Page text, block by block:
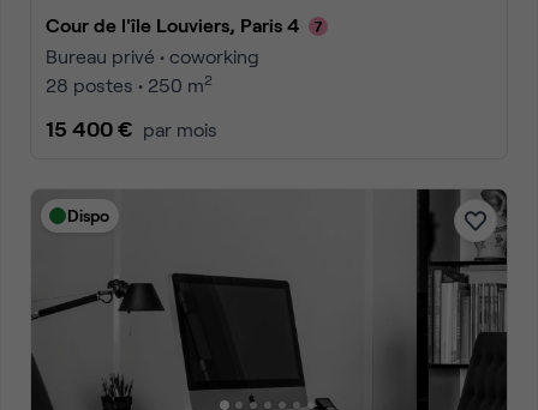
Cour de l'île Louviers, Paris 4
Bureau privé • coworking
28 postes • 250 m2
15 400 € par mois
Dispo